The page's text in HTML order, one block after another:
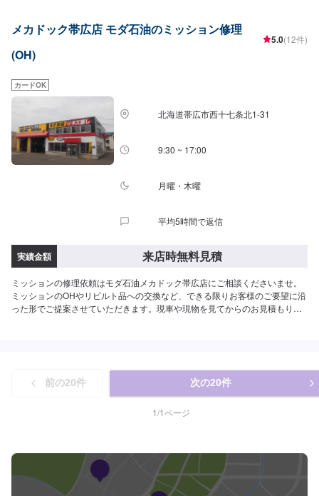
メカドック帯広店 モダ石油のミッション修理
(OH)
5.0(12件)
カードOK
北海道帯広市西十七条北1-31
9:30 ~ 17:00
月曜・木曜
平均5時間で返信
実績金額 来店時無料見積
ミッションの修理依頼はモダ石油メカドック帯広店にご相談くださいませ。
ミッションのOHやリビルト品への交換など、できる限りお客様のご要望に沿
った形でご提案させていただきます。現車や現物を見てからのお見積もりと
前の20件 次の20件
1/1ページ